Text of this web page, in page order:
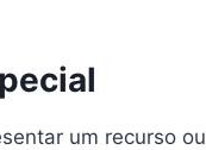
um recurso